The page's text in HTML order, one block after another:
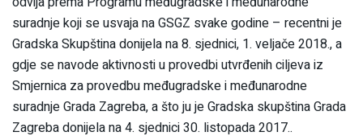
suradnje koji se usvaja na GSGZ svake godine – recentni je
Gradska Skupština donijela na 8. sjednici, 1. veljače 2018., a
gdje se navode aktivnosti u provedbi utvrđenih ciljeva iz
Smjernica za provedbu međugradske i međunarodne
suradnje Grada Zagreba, a što ju je Gradska skupština Grada
Zagreba donijela na 4. sjednici 30. listopada 2017..